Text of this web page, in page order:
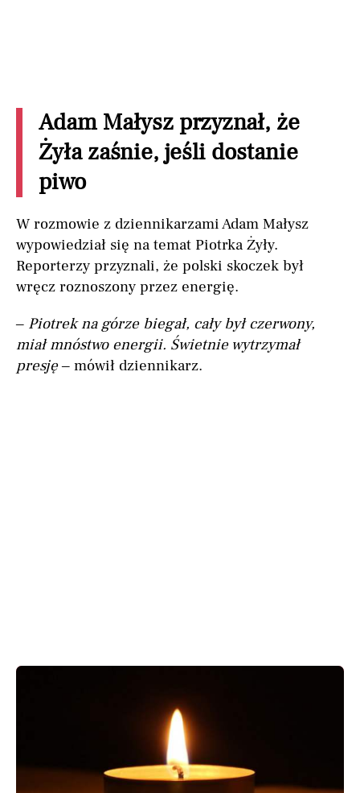
Adam Małysz przyznał, że
Żyła zaśnie, jeśli dostanie
piwo
W rozmowie z dziennikarzami Adam Małysz
wypowiedział się na temat Piotrka Żyły.
Reporterzy przyznali, że polski skoczek był
wręcz roznoszony przez energię.
– Piotrek na górze biegał, cały był czerwony,
miał mnóstwo energii. Świetnie wytrzymał
presję– mówił dziennikarz.